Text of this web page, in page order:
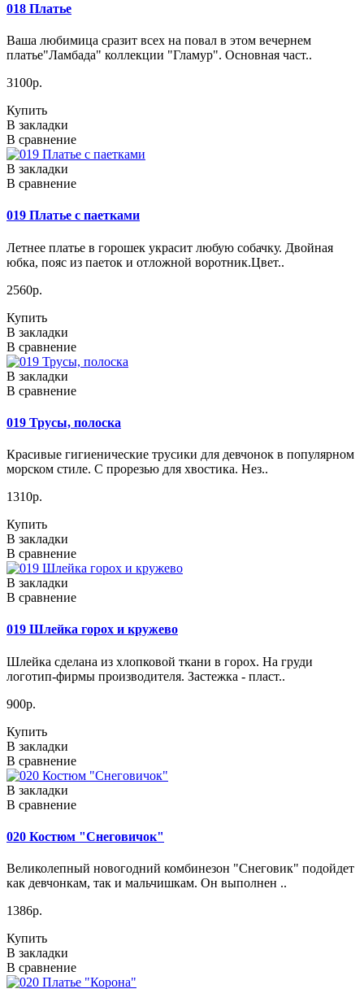
018 Платье
Ваша любимица сразит всех на повал в этом вечернем
платье"Ламбада" коллекции "Гламур". Основная част..
3100р.
Купить
В закладки
В сравнение
В закладки
В сравнение
019 Платье с паетками
Летнее платье в горошек украсит любую собачку. Двойная
юбка, пояс из паеток и отложной воротник.Цвет..
2560р.
Купить
В закладки
В сравнение
В закладки
В сравнение
019 Трусы, полоска
Красивые гигиенические трусики для девчонок в популярном
морском стиле. С прорезью для хвостика. Нез..
1310р.
Купить
В закладки
В сравнение
В закладки
В сравнение
019 Шлейка горох и кружево
Шлейка сделана из хлопковой ткани в горох. На груди
логотип-фирмы производителя. Застежка - пласт..
900р.
Купить
В закладки
В сравнение
В закладки
В сравнение
020 Костюм "Снеговичок"
Великолепный новогодний комбинезон "Снеговик" подойдет
как девчонкам, так и мальчишкам. Он выполнен ..
1386р.
Купить
В закладки
В сравнение